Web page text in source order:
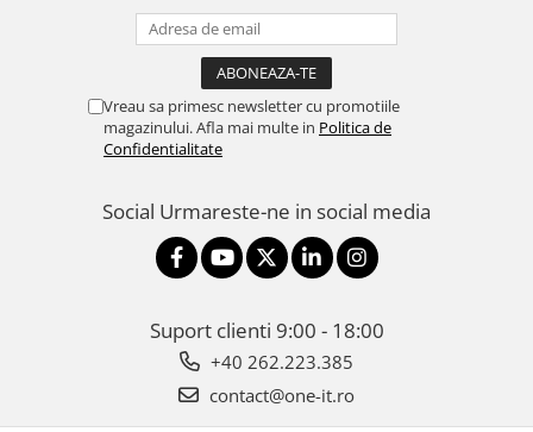
Vreau sa primesc newsletter cu promotiile
magazinului. Afla mai multe in Politica de
Confidentialitate
Social Urmareste-ne in social media
Suport clienti 9:00 - 18:00
+40 262.223.385
contact@one-it.ro